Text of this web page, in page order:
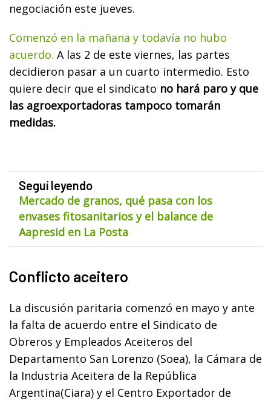
negociación este jueves.
Comenzó en la mañana y todavía no hubo
acuerdo. A las 2 de este viernes, las partes
decidieron pasar a un cuarto intermedio. Esto
quiere decir que el sindicato no hará paro y que
las agroexportadoras tampoco tomarán
medidas.
Seguí leyendo
Mercado de granos, qué pasa con los
envases fitosanitarios y el balance de
Aapresid en La Posta
Conflicto aceitero
La discusión paritaria comenzó en mayo y ante
la falta de acuerdo entre el Sindicato de
Obreros y Empleados Aceiteros del
Departamento San Lorenzo (Soea), la Cámara de
la Industria Aceitera de la República
Argentina(Ciara) y el Centro Exportador de